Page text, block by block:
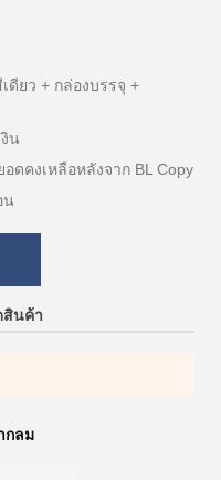
ดียว + กล่องบรรจุ +
น
ดคงเหลือหลังจาก BL Copy
น
สินค้า
กลม